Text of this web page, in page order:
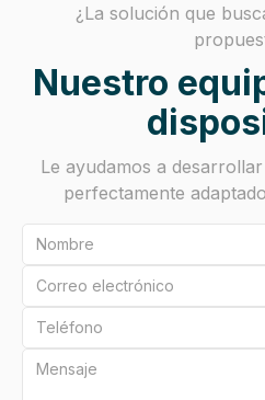
¿La solución que
Nuestro
Le ayudamos a
perfectamente